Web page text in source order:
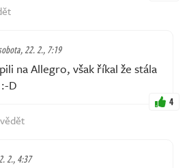
22. 2., 7:19
na Allegro, však říkal že stála
D
4
2., 4:37